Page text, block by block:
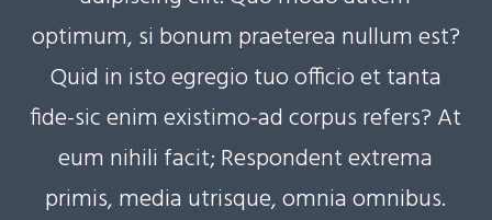
optimum, si bonum praeterea nullum est?
Quid in isto egregio tuo officio et tanta
fide-sic enim existimo-ad corpus refers? At
eum nihili facit; Respondent extrema
primis, media utrisque, omnia omnibus.